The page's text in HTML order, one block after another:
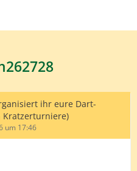
ihr eure Dart-
Kratzerturniere)
um 17:46